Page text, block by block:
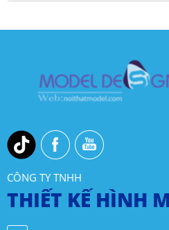
CÔNG TY TNHH
THIẾT KẾ HÌNH